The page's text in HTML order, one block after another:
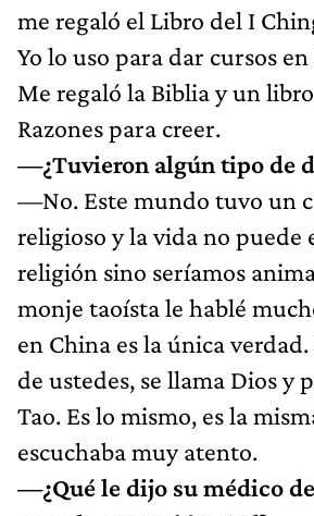
me regaló el Libro del I
Yo lo uso para dar cursos
Me regaló la Biblia y un
Razones para creer.
—¿Tuvieron algún tipo de
—No. Este mundo tuvo un
religioso y la vida no puede
religión sino seríamos
monje taoísta le hablé
en China es la única
de ustedes, se llama Dios y
Tao. Es lo mismo, es la
escuchaba muy atento.
—¿Qué le dijo su médico